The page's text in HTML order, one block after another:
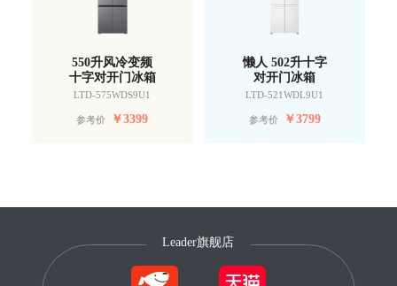
550升风冷变频
十字对开门冰箱
LTD-575WDS9U1
参考价 ￥3399
懒人 502升十字
对开门冰箱
LTD-521WDL9U1
参考价 ￥3799
Leader旗舰店